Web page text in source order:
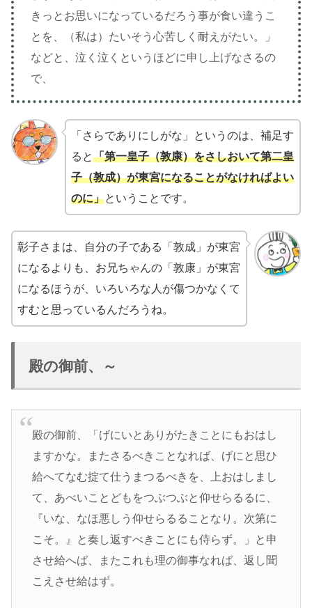
きっとお思いになっているだろう事が食い違うこ
とを、（私は）たいそう心苦しく耐えがたい。」
などと、泣く泣くというほどに申し上げなさるの
で、
「さらでありにしがな」というのは、補足す
ると「第一皇子（敦康）をさしおいて第二皇
子（敦成）が東宮になることがなければよい
のに」ということです。
彰子さまは、自分の子である「敦成」が東宮
になるよりも、お兄ちゃんの「敦康」が東宮
になるほうが、いろいろな人が傷つかなくて
すむと思っているんだろうね。
殿の御前、～
殿の御前、「げにいとありがたきことにもおはし
ますかな。またさるべきことなれば、げにと思ひ
給へてなむ掟て仕うまつるべきを、上おはしまし
て、あべいことどもをつぶつぶと仰せらるるに、
『いな、なほ悪しう仰せらるることなり。次第に
こそ。』と奏し返すべきことにも侍らず。」と申
させ給へば、またこれも理の御事なれば、返し聞
こえさせ給はず。